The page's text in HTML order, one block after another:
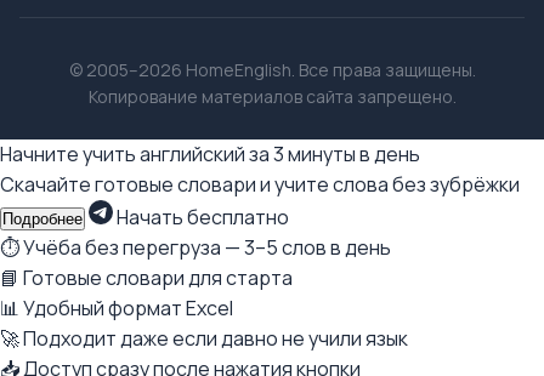
© 2005–2026 HomeEnglish. Все права защищены.
Копирование материалов сайта запрещено.
Начните учить английский за 3 минуты в день
Скачайте готовые словари и учите слова без зубрёжки
Подробнее
Начать бесплатно
⏱ Учёба без перегруза — 3–5 слов в день
📘 Готовые словари для старта
📊 Удобный формат Excel
🚀 Подходит даже если давно не учили язык
📥 Доступ сразу после нажатия кнопки